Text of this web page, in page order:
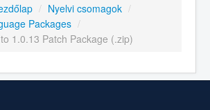
/ Nyelvi csomagok /
Packages /
1.0.13 Patch Package (.zip)